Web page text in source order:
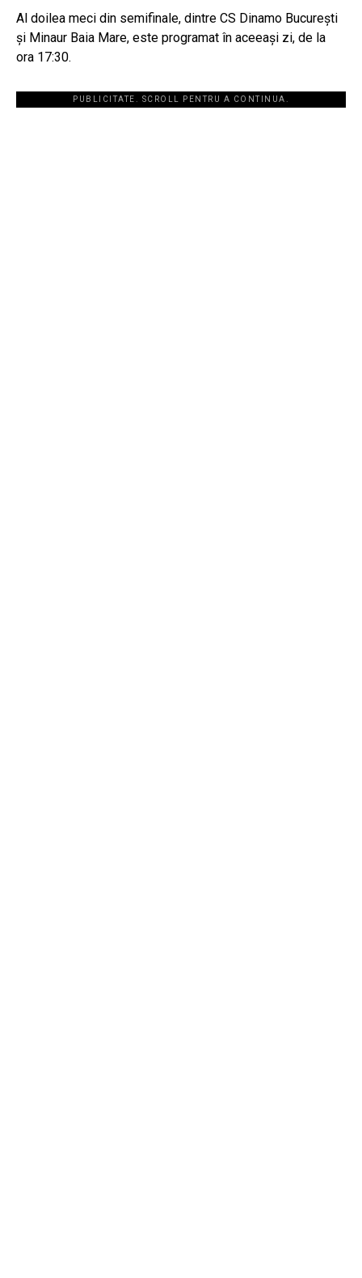
Al doilea meci din semifinale, dintre CS Dinamo București
și Minaur Baia Mare, este programat în aceeași zi, de la
ora 17:30.
PUBLICITATE. SCROLL PENTRU A CONTINUA.